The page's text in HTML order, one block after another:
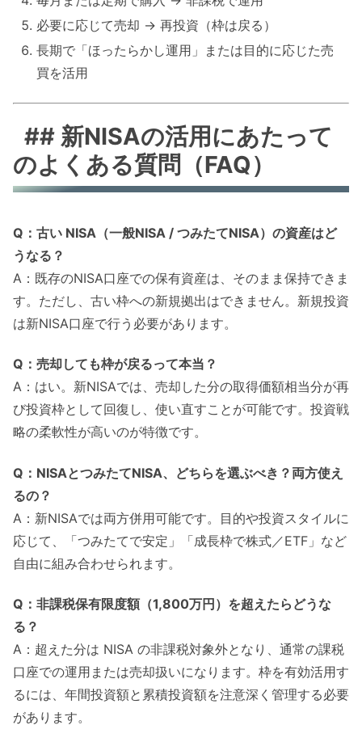
必要に応じて売却 → 再投資（枠は戻る）
長期で「ほったらかし運用」または目的に応じた売
買を活用
## 新NISAの活用にあたって
のよくある質問（FAQ）
Q：古い NISA（一般NISA / つみたてNISA）の資産はど
うなる？
A：既存のNISA口座での保有資産は、そのまま保持できま
す。ただし、古い枠への新規拠出はできません。新規投資
は新NISA口座で行う必要があります。
Q：売却しても枠が戻るって本当？
A：はい。新NISAでは、売却した分の取得価額相当分が再
び投資枠として回復し、使い直すことが可能です。投資戦
略の柔軟性が高いのが特徴です。
Q：NISAとつみたてNISA、どちらを選ぶべき？両方使え
るの？
A：新NISAでは両方併用可能です。目的や投資スタイルに
応じて、「つみたてで安定」「成長枠で株式／ETF」など
自由に組み合わせられます。
Q：非課税保有限度額（1,800万円）を超えたらどうな
る？
A：超えた分は NISA の非課税対象外となり、通常の課税
口座での運用または売却扱いになります。枠を有効活用す
るには、年間投資額と累積投資額を注意深く管理する必要
があります。